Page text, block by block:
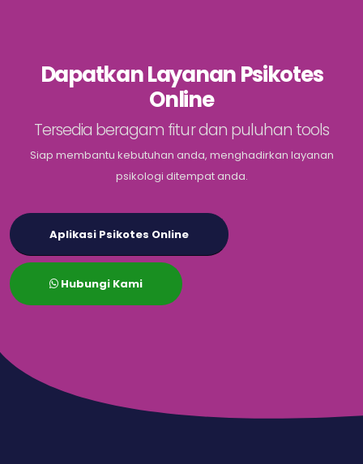
Dapatkan Layanan Psikotes
Online
Tersedia beragam fitur dan puluhan tools
Siap membantu kebutuhan anda, menghadirkan layanan
psikologi ditempat anda.
Aplikasi Psikotes Online
Hubungi Kami